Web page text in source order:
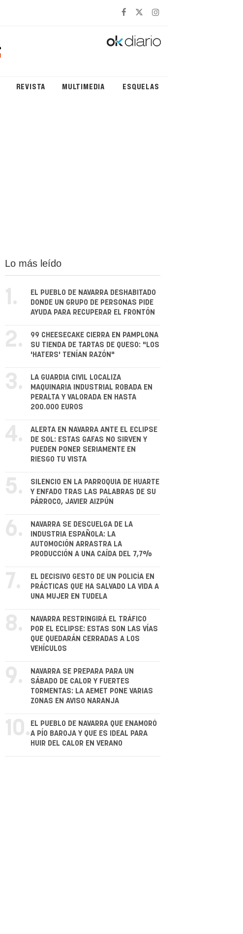
REVISTA MULTIMEDIA ESQUELAS
Lo más leído
1.
EL PUEBLO DE NAVARRA DESHABITADO
DONDE UN GRUPO DE PERSONAS PIDE
AYUDA PARA RECUPERAR EL FRONTÓN
2.
99 CHEESECAKE CIERRA EN PAMPLONA
SU TIENDA DE TARTAS DE QUESO: "LOS
'HATERS' TENÍAN RAZÓN"
3.
LA GUARDIA CIVIL LOCALIZA
MAQUINARIA INDUSTRIAL ROBADA EN
PERALTA Y VALORADA EN HASTA
200.000 EUROS
4.
ALERTA EN NAVARRA ANTE EL ECLIPSE
DE SOL: ESTAS GAFAS NO SIRVEN Y
PUEDEN PONER SERIAMENTE EN
RIESGO TU VISTA
5.
SILENCIO EN LA PARROQUIA DE HUARTE
Y ENFADO TRAS LAS PALABRAS DE SU
PÁRROCO, JAVIER AIZPÚN
6.
NAVARRA SE DESCUELGA DE LA
INDUSTRIA ESPAÑOLA: LA
AUTOMOCIÓN ARRASTRA LA
PRODUCCIÓN A UNA CAÍDA DEL 7,7%
7.
EL DECISIVO GESTO DE UN POLICÍA EN
PRÁCTICAS QUE HA SALVADO LA VIDA A
UNA MUJER EN TUDELA
8.
NAVARRA RESTRINGIRÁ EL TRÁFICO
POR EL ECLIPSE: ESTAS SON LAS VÍAS
QUE QUEDARÁN CERRADAS A LOS
VEHÍCULOS
9.
NAVARRA SE PREPARA PARA UN
SÁBADO DE CALOR Y FUERTES
TORMENTAS: LA AEMET PONE VARIAS
ZONAS EN AVISO NARANJA
10. EL PUEBLO DE NAVARRA QUE ENAMORÓ
A PÍO BAROJA Y QUE ES IDEAL PARA
HUIR DEL CALOR EN VERANO